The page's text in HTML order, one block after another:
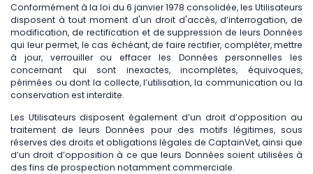
Conformément à la loi du 6 janvier 1978 consolidée, les Utilisateurs
disposent à tout moment d'un droit d'accès, d’interrogation, de
modification, de rectification et de suppression de leurs Données
qui leur permet, le cas échéant, de faire rectifier, compléter, mettre
à jour, verrouiller ou effacer les Données personnelles les
concernant qui sont inexactes, incomplètes, équivoques,
périmées ou dont la collecte, l’utilisation, la communication ou la
conservation est interdite.
Les Utilisateurs disposent également d’un droit d’opposition au
traitement de leurs Données pour des motifs légitimes, sous
réserves des droits et obligations légales de CaptainVet, ainsi que
d’un droit d’opposition à ce que leurs Données soient utilisées à
des fins de prospection notamment commerciale.